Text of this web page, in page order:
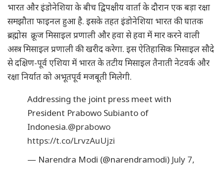
भारत और इंडोनेशिया के बीच द्विपक्षीय वार्ता के दौरान एक बड़ा रक्षा
समझौता फाइनल हुआ है. इसके तहत इंडोनेशिया भारत की घातक
ब्रह्मोस क्रूज मिसाइल प्रणाली और हवा से हवा में मार करने वाली
अस्त्र मिसाइल प्रणाली की खरीद करेगा. इस ऐतिहासिक मिसाइल सौदे
से दक्षिण-पूर्व एशिया में भारत के तटीय मिसाइल तैनाती नेटवर्क और
रक्षा निर्यात को अभूतपूर्व मजबूती मिलेगी.
Addressing the joint press meet with
President Prabowo Subianto of
Indonesia.@prabowo
https://t.co/LrvzAuUjzi
— Narendra Modi (@narendramodi) July 7,